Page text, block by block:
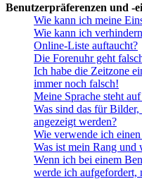
Benutzerpräferenzen und -
Wie kann ich meine
Wie kann ich
Online-Liste auftaucht?
Die Forenuhr geht
Ich habe die Zeitzone
immer noch falsch!
Meine Sprache steht
Was sind das für
angezeigt werden?
Wie verwende ich
Was ist mein Rang und
Wenn ich bei einem
werde ich aufgefordert,